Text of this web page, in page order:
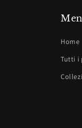
Home
Tutti i